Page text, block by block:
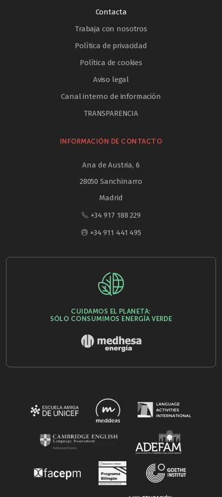
Contacta
Trabaja con nosotros
Política de privacidad
Política de cookies
Aviso legal
Canal interno de información
TRANSPARENCIA
INFORMACIÓN DE CONTACTO
Ana de Austria, 6
28050 Sanchinarro
Madrid
+34 917 188 229
+34 911 441 495
CUIDAMOS EL PLANETA:
SÓLO CONSUMIMOS ENERGÍA VERDE